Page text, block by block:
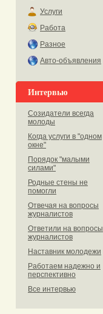
Услуги
Работа
Разное
Авто-объявления
Интервью
Созидатели всегда
молоды
Когда услуги в "одном
окне"
Порядок "малыми
силами"
Родные стены не
помогли
Отвечая на вопросы
журналистов
Ответили на вопросы
журналистов
Наставник молодежи
Работаем надежно и
перспективно
Все интервью